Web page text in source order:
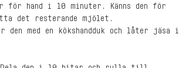
för hand i 10 minuter. Känns den för
det resterande mjölet.
den med en kökshandduk och låter jäsa i